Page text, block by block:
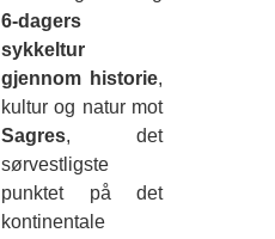
6-dagers
sykkeltur
gjennom historie,
kultur og natur mot
Sagres, det
sørvestligste
punktet på det
kontinentale